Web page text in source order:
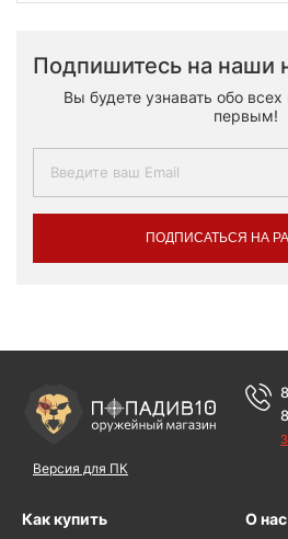
Подпишитесь на наши
Вы будете узнавать обо
первым!
ПОДПИСАТЬСЯ НА
Версия для ПК
Как купить О нас